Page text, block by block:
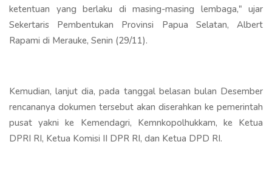
ketentuan yang berlaku di masing-masing lembaga," ujar
Sekertaris Pembentukan Provinsi Papua Selatan, Albert
Rapami di Merauke, Senin (29/11).
Kemudian, lanjut dia, pada tanggal belasan bulan Desember
rencananya dokumen tersebut akan diserahkan ke pemerintah
pusat yakni ke Kemendagri, Kemnkopolhukkam, ke Ketua
DPRI RI, Ketua Komisi II DPR RI, dan Ketua DPD RI.